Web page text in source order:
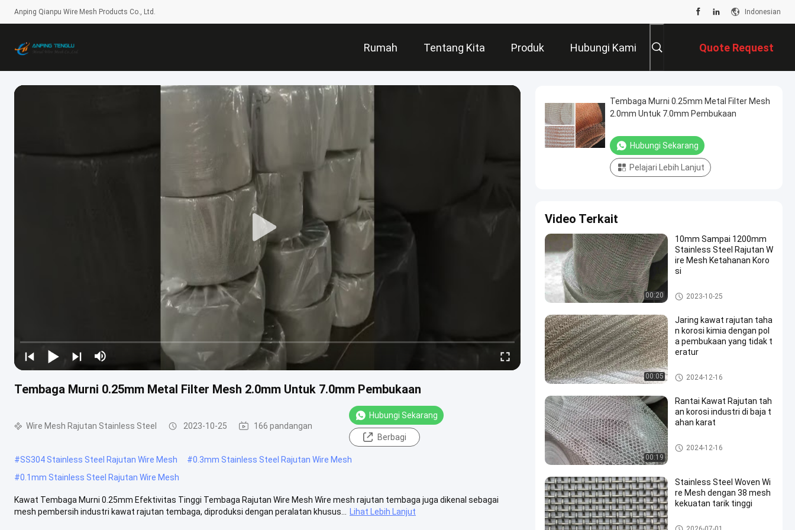
Anping Qianpu Wire Mesh Products Co., Ltd. Indonesian
Rumah Tentang Kita Produk Hubungi Kami Quote Request
Suatu
Tembaga Murni 0.25mm Metal Filter Mesh 2.0mm Untuk 7.0mm Pembukaan
Wire Mesh Rajutan Stainless Steel 2023-10-25 166 pandangan
Hubungi Sekarang
Berbagi
#SS304 Stainless Steel Rajutan Wire Mesh #0.3mm Stainless Steel Rajutan Wire Mesh
#0.1mm Stainless Steel Rajutan Wire Mesh
Kawat Tembaga Murni 0.25mm Efektivitas Tinggi Tembaga Rajutan Wire Mesh Wire mesh rajutan tembaga juga dikenal sebagai
mesh pembersih industri kawat rajutan tembaga, diproduksi dengan peralatan khusus...
Lihat Lebih Lanjut
Tembaga Murni 0.25mm Metal Filter Mesh
2.0mm Untuk 7.0mm Pembukaan
Hubungi Sekarang
Pelajari Lebih Lanjut
Video Terkait
00:20
10mm Sampai 1200mm
Stainless Steel Rajutan W
ire Mesh Ketahanan Koro
si
Wire Mesh Rajutan Stainless
Steel
2023-10-25
00:05
Jaring kawat rajutan taha
n korosi kimia dengan pol
a pembukaan yang tidak t
eratur
Wire Mesh Rajutan Stainless
Steel
2024-12-16
00:19
Rantai Kawat Rajutan tah
an korosi industri di baja t
ahan karat
Wire Mesh Rajutan Stainless
Steel
2024-12-16
Stainless Steel Woven Wi
re Mesh dengan 38 mesh
kekuatan tarik tinggi
ss anyaman wire mesh